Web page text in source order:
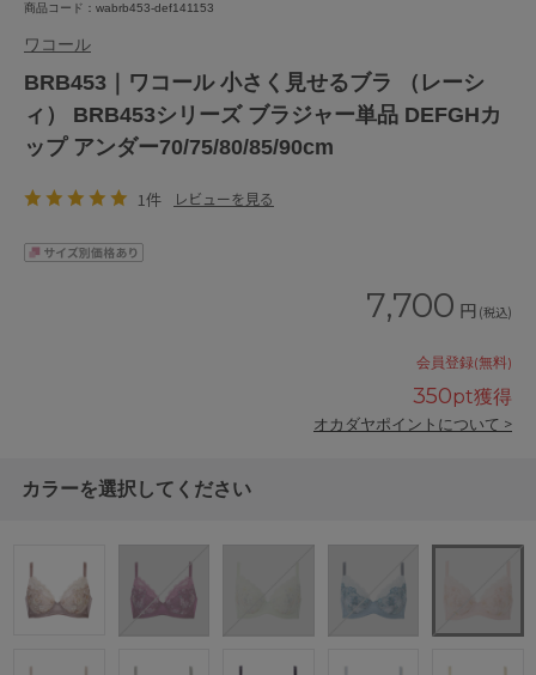
商品コード：wabrb453-def141153
ワコール
BRB453｜ワコール 小さく見せるブラ （レーシ
ィ） BRB453シリーズ ブラジャー単品 DEFGHカ
ップ アンダー70/75/80/85/90cm
1件 レビューを見る
7,700 円 (税込)
会員登録(無料)
350pt獲得
オカダヤポイントについて >
カラーを選択してください